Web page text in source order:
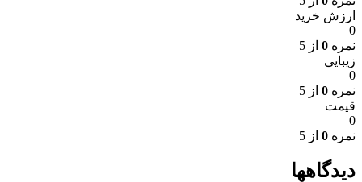
ارزش خرید
0
نمره 0 از 5
زیبایی
0
نمره 0 از 5
قیمت
0
نمره 0 از 5
دیدگاهها